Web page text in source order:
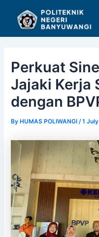
content
Perkuat
Jajaki Kerja
dengan
ByHUMAS POLIWANGI /1
navigation